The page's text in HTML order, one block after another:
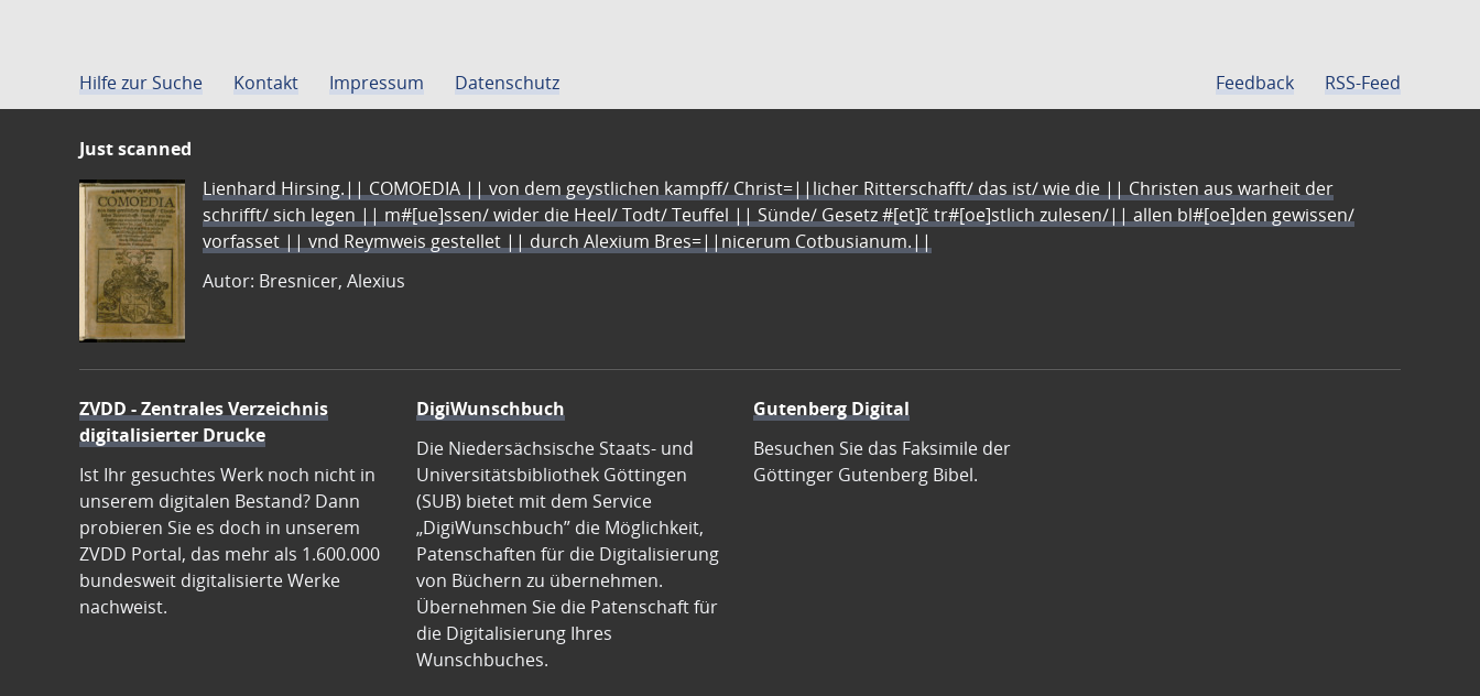
Hilfe zur Suche Kontakt Impressum Datenschutz Feedback RSS-Feed
Just scanned
Lienhard Hirsing.|| COMOEDIA || von dem geystlichen kampff/ Christ=||licher Ritterschafft/ das ist/ wie die || Christen aus warheit der
schrifft/ sich legen || m#[ue]ssen/ wider die Heel/ Todt/ Teuffel || Sünde/ Gesetz #[et]c̃ tr#[oe]stlich zulesen/|| allen bl#[oe]den gewissen/
vorfasset || vnd Reymweis gestellet || durch Alexium Bres=||nicerum Cotbusianum.||
Autor: Bresnicer, Alexius
ZVDD - Zentrales Verzeichnis
digitalisierter Drucke
Ist Ihr gesuchtes Werk noch nicht in
unserem digitalen Bestand? Dann
probieren Sie es doch in unserem
ZVDD Portal, das mehr als 1.600.000
bundesweit digitalisierte Werke
nachweist.
DigiWunschbuch
Die Niedersächsische Staats- und
Universitätsbibliothek Göttingen
(SUB) bietet mit dem Service
„DigiWunschbuch” die Möglichkeit,
Patenschaften für die Digitalisierung
von Büchern zu übernehmen.
Übernehmen Sie die Patenschaft für
die Digitalisierung Ihres
Wunschbuches.
Gutenberg Digital
Besuchen Sie das Faksimile der
Göttinger Gutenberg Bibel.